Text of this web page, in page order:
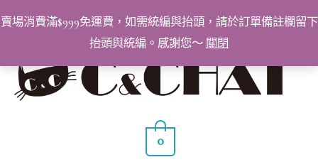
賣場消費滿$999免運費，如需統編與抬頭，請於訂單備註欄留下
抬頭與統編。感謝您～ 關閉
至
要
選
0